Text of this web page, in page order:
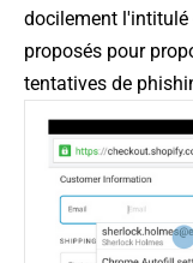
docilement
proposés pour
tentatives de